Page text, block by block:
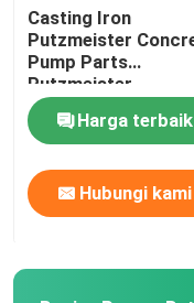
Kontrol kualitas
Hubungi kami
Quote request
BAGIAN POMPA
Casting Iron
Putzmeister
Pump Parts
Putzmeister
Agitatoring Paddles
Harga terbaik
Hubungi kami